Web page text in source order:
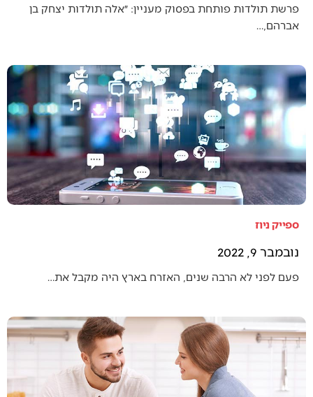
פרשת תולדות פותחת בפסוק מעניין: ״אלה תולדות יצחק בן
אברהם,…
ספייק ניוז
נובמבר 9, 2022
פעם לפני לא הרבה שנים, האזרח בארץ היה מקבל את…